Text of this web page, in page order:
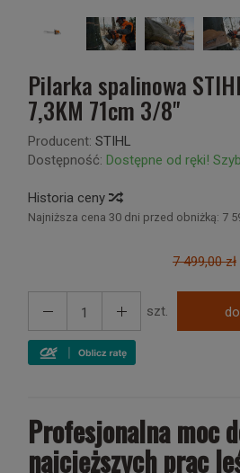
Pilarka spalinowa
7,3KM 71cm 3/8"
Producent: STIHL
Dostępność: Dostępne od ręki!
Historia ceny
Najniższa cena 30 dni przed obniżką: 7
7 499,00 zł
szt.
Profesjonalna moc
najcięższych prac